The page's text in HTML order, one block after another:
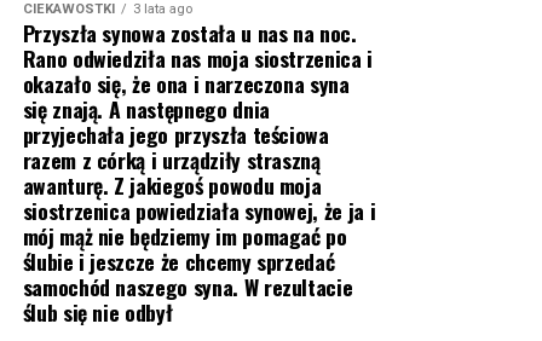
CIEKAWOSTKI 3 lata ago
Przyszła synowa została u nas na noc.
Rano odwiedziła nas moja siostrzenica i
okazało się, że ona i narzeczona syna
się znają. A następnego dnia
przyjechała jego przyszła teściowa
razem z córką i urządziły straszną
awanturę. Z jakiegoś powodu moja
siostrzenica powiedziała synowej, że ja i
mój mąż nie będziemy im pomagać po
ślubie i jeszcze że chcemy sprzedać
samochód naszego syna. W rezultacie
ślub się nie odbył